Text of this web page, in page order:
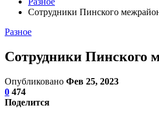
Сотрудники Пинского
Разное
Сотрудники Пинского
Опубликовано Фев 25, 2023
0 474
Поделится